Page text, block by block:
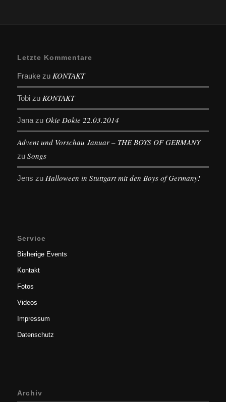
Letzte Kommentare
Fraukezu KONTAKT
Tobizu KONTAKT
Janazu Okie Dokie 22.03.2014
Advent und Vorschau Januar – THE BOYS OF GERMANY
zu Songs
Jens zu Halloween in Stuttgart mit den Boys of Germany!
Service
Bisherige Events
Kontakt
Fotos
Videos
Impressum
Datenschutz
Archiv